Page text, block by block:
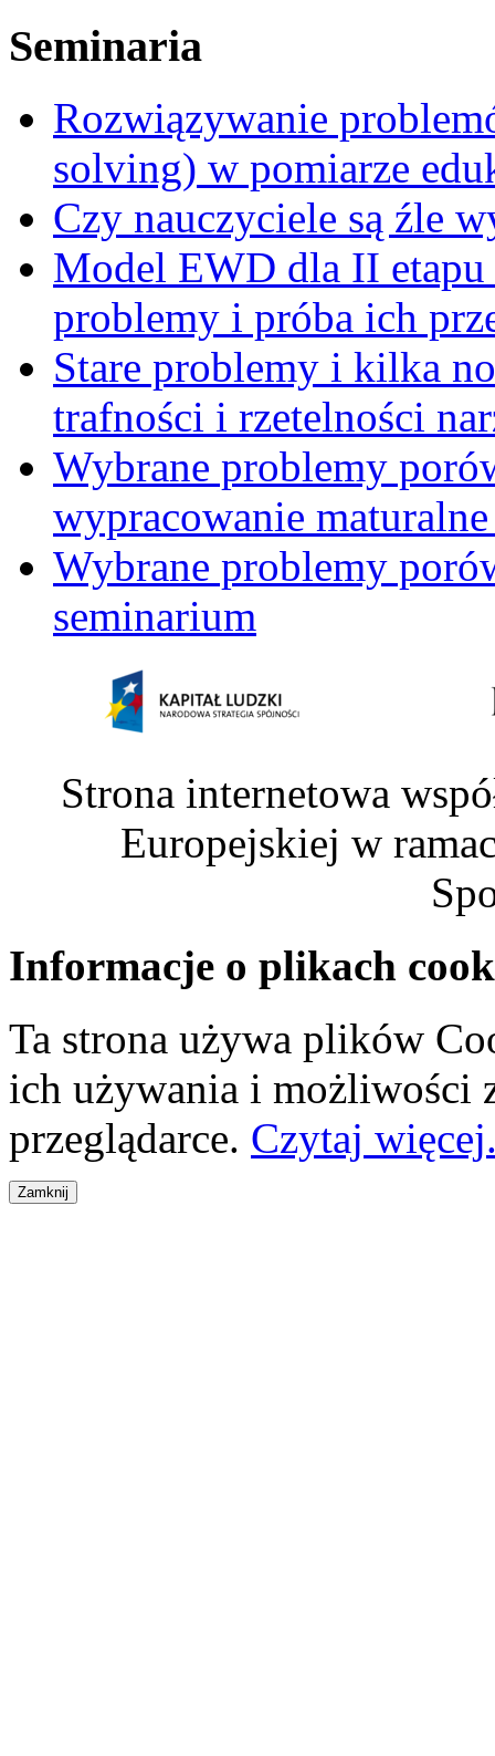
Seminaria
Rozwiązywanie
solving) w pomiarze
Czy nauczyciele są źle
Model EWD dla II etapu
problemy i próba ich
Stare problemy i kilka
trafności i rzetelności
Wybrane problemy
wypracowanie
Wybrane problemy
seminarium
Strona internetowa
Europejskiej w
Informacje o plikach
Ta strona używa plików
ich używania i możliwości
przeglądarce. Czytaj